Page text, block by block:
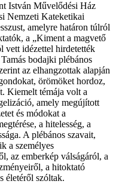
István Művelődési Ház
Nemzeti Kateketikai
amelyre határon túlról
a „Kiment a magvető
idézettel hirdetették
bodajki plébános
az elhangzottak alapján
örömöket hordoz,
Kiemelt témája volt a
amely megújított
és módokat a
a hitelesség, a
A plébános szavait,
a személyes
az emberkép válságáról, a
a hitoktató
életéről szóltak.